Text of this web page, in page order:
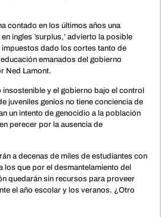
contado en los últimos años una
ingles ’surplus,’ advierto la posible
dado los cortes tanto de
emanados del gobierno
Ned Lamont.
insostenible y el gobierno bajo el control
juveniles genios no tiene conciencia de
un intento de genocidio a la población
perecer por la ausencia de
a decenas de miles de estudiantes con
los que por el desmantelamiento del
quedarán sin recursos para proveer
el año escolar y los veranos. ¿Otro